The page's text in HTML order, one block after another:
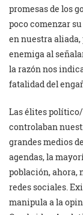
promesas de los
poco comenzar
en nuestra
enemiga al
la razón nos
fatalidad del
Las élites
controlaban
grandes medios
agendas, la
población, ahora,
redes sociales.
manipula a la